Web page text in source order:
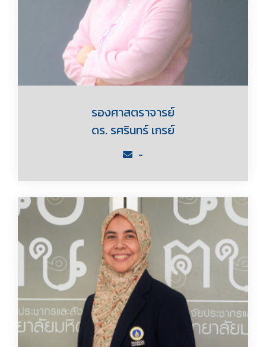
รองศาสตราจารย์
ดร. รศรินทร์ เกรย์
-